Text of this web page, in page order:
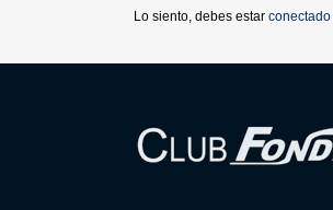
Lo siento, debes estar conectado